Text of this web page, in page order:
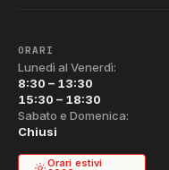
ORARI
Lunedì al Venerdì:
8:30 – 13:30
15:30 – 18:30
Sabato e Domenica:
Chiusi
Orari estivi